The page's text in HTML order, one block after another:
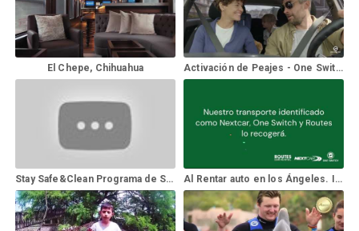
El Chepe, Chihuahua Activación de Peajes - One Switch
Stay Safe&Clean Programa de Sanitización Krystal Hotels & Resorts Al Rentar auto en los Ángeles. Instrucciones para recoger el vehículo - Aeropuerto Internacional de Fort Lauderdale-Hollywood (FLL)